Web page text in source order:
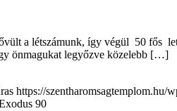
a létszámunk, így végül 50 fős
önmagukat legyőzve közelebb […]
https://szentharomsagtemplom.hu/
90